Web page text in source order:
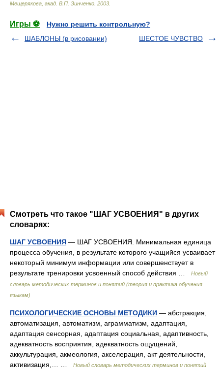
Мещерякова, акад. В.П. Зинченко 2003
Игры ⚽
Нужно решить контрольную?
ШАБЛОНЫ (в рисовании)
ШЕСТОЕ ЧУВСТВО
Смотреть что такое "ШАГ УСВОЕНИЯ" в других
словарях:
ШАГ УСВОЕНИЯ — ШАГ УСВОЕНИЯ. Минимальная единица
процесса обучения, в результате которого учащийся усваивает
некоторый минимум информации или совершенствует в
результате тренировки усвоенный способ действия …
Новый
словарь методических терминов и понятий (теория и практика обучения
языкам)
ПСИХОЛОГИЧЕСКИЕ ОСНОВЫ МЕТОДИКИ — абстракция,
автоматизация, автоматизм, аграмматизм, адаптация,
адаптация сенсорная, адаптация социальная, адаптивность,
адекватность восприятия, адекватность ощущений,
аккультурация, акмеология, акселерация, акт деятельности,
активизация,… …
Новый словарь методических терминов и понятий